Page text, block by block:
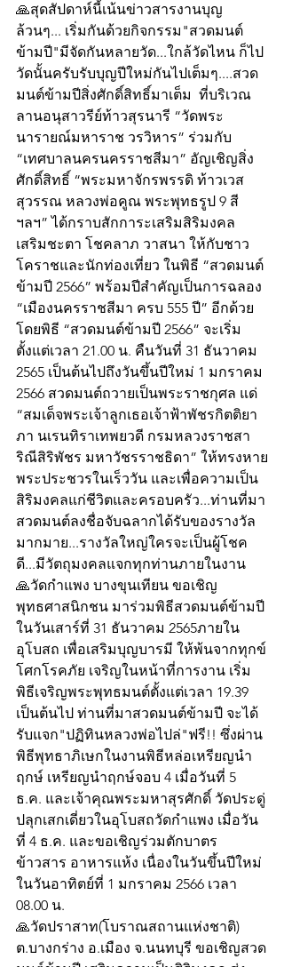
🙏สุดสัปดาห์นี้เน้นข่าวสารงานบุญ
ล้วนๆ... เริ่มกันด้วยกิจกรรม"สวดมนต์
ข้ามปี"มีจัดกันหลายวัด...ใกล้วัดไหน ก็ไป
วัดนั้นครับรับบุญปีใหม่กันไปเต็มๆ....สวด
มนต์ข้ามปีสิ่งศักดิ์สิทธิ์มาเต็ม  ที่บริเวณ
ลานอนุสาวรีย์ท้าวสุรนารี “วัดพระ
นารายณ์มหาราช วรวิหาร” ร่วมกับ
“เทศบาลนครนครราชสีมา” อัญเชิญสิ่ง
ศักดิ์สิทธิ์ “พระมหาจักรพรรดิ ท้าวเวส
สุวรรณ หลวงพ่อคูณ พระพุทธรูป 9 สี
ฯลฯ” ได้กราบสักการะเสริมสิริมงคล
เสริมชะตา โชคลาภ วาสนา ให้กับชาว
โคราชและนักท่องเที่ยว ในพิธี “สวดมนต์
ข้ามปี 2566” พร้อมปีสำคัญเป็นการฉลอง
“เมืองนครราชสีมา ครบ 555 ปี” อีกด้วย
โดยพิธี “สวดมนต์ข้ามปี 2566” จะเริ่ม
ตั้งแต่เวลา 21.00 น. คืนวันที่ 31 ธันวาคม
2565 เป็นต้นไปถึงวันขึ้นปีใหม่ 1 มกราคม
2566 สวดมนต์ถวายเป็นพระราชกุศล แด่
“สมเด็จพระเจ้าลูกเธอเจ้าฟ้าพัชรกิตติยา
ภา นเรนทิราเทพยวดี กรมหลวงราชสา
ริณีสิริพัชร มหาวัชรราชธิดา” ให้ทรงหาย
พระประชวรในเร็ววัน และเพื่อความเป็น
สิริมงคลแก่ชีวิตและครอบครัว...ท่านที่มา
สวดมนต์ลงชื่อจับฉลากได้รับของรางวัล
มากมาย...รางวัลใหญ่ใครจะเป็นผู้โชค
ดี...มีวัตถุมงคลแจกทุกท่านภายในงาน
🙏วัดกำแพง บางขุนเทียน ขอเชิญ
พุทธศาสนิกชน มาร่วมพิธีสวดมนต์ข้ามปี
ในวันเสาร์ที่ 31 ธันวาคม 2565ภายใน
อุโบสถ เพื่อเสริมบุญบารมี ให้พ้นจากทุกข์
โศกโรคภัย เจริญในหน้าที่การงาน เริ่ม
พิธีเจริญพระพุทธมนต์ตั้งแต่เวลา 19.39
เป็นต้นไป ท่านที่มาสวดมนต์ข้ามปี จะได้
รับแจก"ปฏิทินหลวงพ่อไปล่"ฟรี!! ซึ่งผ่าน
พิธีพุทธาภิเษกในงานพิธีหล่อเหรียญนำ
ฤกษ์ เหรียญนำฤกษ์จอบ 4 เมื่อวันที่ 5
ธ.ค. และเจ้าคุณพระมหาสุรศักดิ์ วัดประดู่
ปลุกเสกเดี่ยวในอุโบสถวัดกำแพง เมื่อวัน
ที่ 4 ธ.ค. และขอเชิญร่วมตักบาตร
ข้าวสาร อาหารแห้ง เนื่องในวันขึ้นปีใหม่
ในวันอาทิตย์ที่ 1 มกราคม 2566 เวลา
08.00 น.
🙏วัดปราสาท(โบราณสถานแห่งชาติ)
ต.บางกร่าง อ.เมือง จ.นนทบุรี ขอเชิญสวด